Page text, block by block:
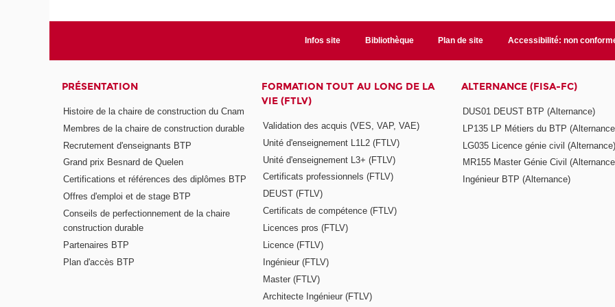
Infos site Bibliothèque Plan de site Accessibilité: non
PRÉSENTATION
Histoire de la chaire de construction du Cnam
Membres de la chaire de construction durable
Recrutement d'enseignants BTP
Grand prix Besnard de Quelen
Certifications et références des diplômes BTP
Offres d'emploi et de stage BTP
Conseils de perfectionnement de la chaire
construction durable
Partenaires BTP
Plan d'accès BTP
FORMATION TOUT AU LONG DE LA
VIE (FTLV)
Validation des acquis (VES, VAP, VAE)
Unité d'enseignement L1L2 (FTLV)
Unité d'enseignement L3+ (FTLV)
Certificats professionnels (FTLV)
DEUST (FTLV)
Certificats de compétence (FTLV)
Licences pros (FTLV)
Licence (FTLV)
Ingénieur (FTLV)
Master (FTLV)
Architecte Ingénieur (FTLV)
ALTERNANCE (FISA-FC)
DUS01 DEUST BTP (Alternance)
LP135 LP Métiers du BTP
LG035 Licence génie civil (Alternance)
MR155 Master Génie Civil
Ingénieur BTP (Alternance)